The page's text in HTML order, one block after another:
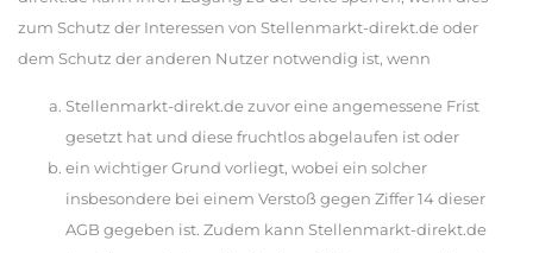
zum Schutz der Interessen von Stellenmarkt-direkt.de oder
dem Schutz der anderen Nutzer notwendig ist, wenn
Stellenmarkt-direkt.de zuvor eine angemessene Frist
gesetzt hat und diese fruchtlos abgelaufen ist oder
ein wichtiger Grund vorliegt, wobei ein solcher
insbesondere bei einem Verstoß gegen Ziffer 14 dieser
AGB gegeben ist. Zudem kann Stellenmarkt-direkt.de